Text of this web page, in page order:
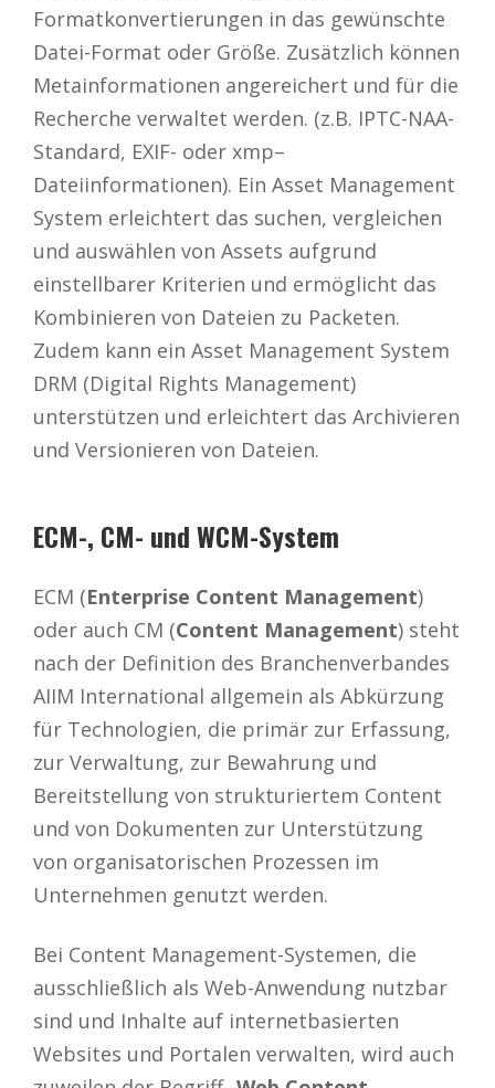
Formatkonvertierungen in das gewünschte
Datei-Format oder Größe. Zusätzlich können
Metainformationen angereichert und für die
Recherche verwaltet werden. (z.B. IPTC-NAA-
Standard, EXIF- oder xmp–
Dateiinformationen). Ein Asset Management
System erleichtert das suchen, vergleichen
und auswählen von Assets aufgrund
einstellbarer Kriterien und ermöglicht das
Kombinieren von Dateien zu Packeten.
Zudem kann ein Asset Management System
DRM (Digital Rights Management)
unterstützen und erleichtert das Archivieren
und Versionieren von Dateien.
ECM-, CM- und WCM-System
ECM (Enterprise Content Management)
oder auch CM (Content Management) steht
nach der Definition des Branchenverbandes
AIIM International allgemein als Abkürzung
für Technologien, die primär zur Erfassung,
zur Verwaltung, zur Bewahrung und
Bereitstellung von strukturiertem Content
und von Dokumenten zur Unterstützung
von organisatorischen Prozessen im
Unternehmen genutzt werden.
Bei Content Management-Systemen, die
ausschließlich als Web-Anwendung nutzbar
sind und Inhalte auf internetbasierten
Websites und Portalen verwalten, wird auch